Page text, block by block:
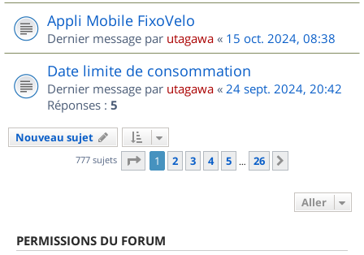
Appli Mobile FixoVelo
Dernier message par utagawa « 15 oct. 2024, 08:38
Date limite de consommation
Dernier message par utagawa « 24 sept. 2024, 20:42
Réponses : 5
Nouveau sujet
777 sujets Page 1sur
1 2 3 4 5 … 26
Aller
PERMISSIONS DU FORUM